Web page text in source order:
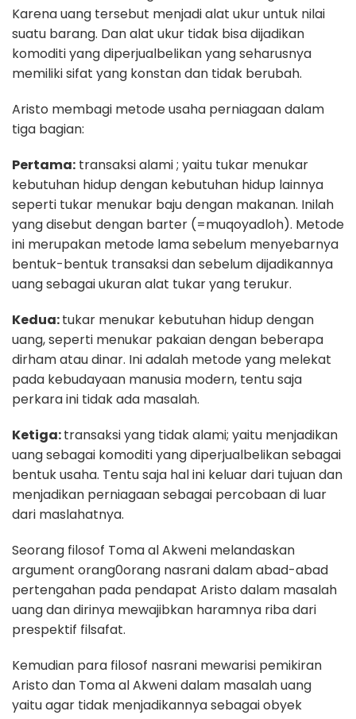
Karena uang tersebut menjadi alat ukur untuk nilai
suatu barang. Dan alat ukur tidak bisa dijadikan
komoditi yang diperjualbelikan yang seharusnya
memiliki sifat yang konstan dan tidak berubah.
Aristo membagi metode usaha perniagaan dalam
tiga bagian:
Pertama: transaksi alami ; yaitu tukar menukar
kebutuhan hidup dengan kebutuhan hidup lainnya
seperti tukar menukar baju dengan makanan. Inilah
yang disebut dengan barter (=muqoyadloh). Metode
ini merupakan metode lama sebelum menyebarnya
bentuk-bentuk transaksi dan sebelum dijadikannya
uang sebagai ukuran alat tukar yang terukur.
Kedua:tukar menukar kebutuhan hidup dengan
uang, seperti menukar pakaian dengan beberapa
dirham atau dinar. Ini adalah metode yang melekat
pada kebudayaan manusia modern, tentu saja
perkara ini tidak ada masalah.
Ketiga:transaksi yang tidak alami; yaitu menjadikan
uang sebagai komoditi yang diperjualbelikan sebagai
bentuk usaha. Tentu saja hal ini keluar dari tujuan dan
menjadikan perniagaan sebagai percobaan di luar
dari maslahatnya.
Seorang filosof Toma al Akweni melandaskan
argument orang0orang nasrani dalam abad-abad
pertengahan pada pendapat Aristo dalam masalah
uang dan dirinya mewajibkan haramnya riba dari
prespektif filsafat.
Kemudian para filosof nasrani mewarisi pemikiran
Aristo dan Toma al Akweni dalam masalah uang
yaitu agar tidak menjadikannya sebagai obyek